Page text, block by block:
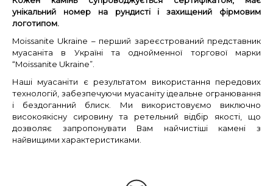
унікальний номер на рундисті і захищений фірмовим
логотипом.
Moissanite Ukraine – перший зареєстрований представник
муасаніта в Україні та однойменної торгової марки
“Moissanite Ukraine”.
Наші муасаніти є результатом використання передових
технологій, забезпечуючи муасаніту ідеальне огранювання
і бездоганний блиск. Ми використовуємо виключно
високоякісну сировину та ретельний відбір якості, що
дозволяє запропонувати Вам найчистіші камені з
найвищими характеристиками.